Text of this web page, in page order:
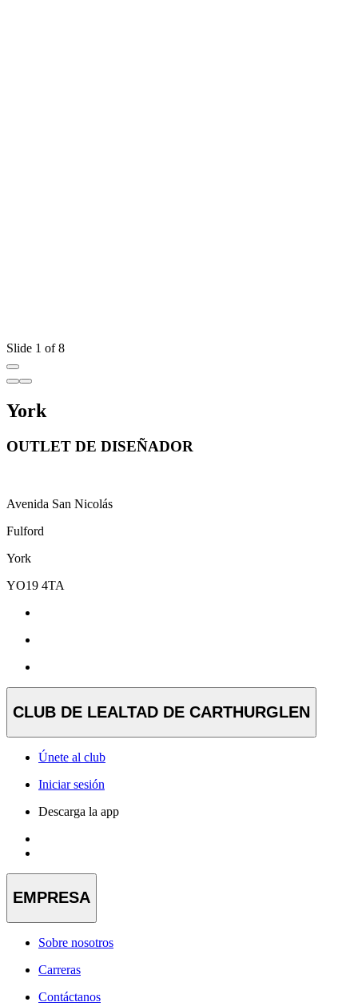
Slide 1 of 8
York
OUTLET DE DISEÑADOR
Avenida San Nicolás
Fulford
York
YO19 4TA
CLUB DE LEALTAD DE CARTHURGLEN
Únete al club
Iniciar sesión
Descarga la app
EMPRESA
Sobre nosotros
Carreras
Contáctanos